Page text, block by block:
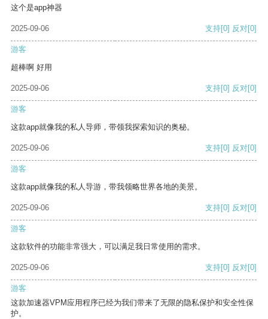
这个是app神器
2025-09-06 支持[0] 反对[0]
游客
超棒啊 好用
2025-09-06 支持[0] 反对[0]
游客
这款app就像我的私人导师，带领我探索知识的奥秘。
2025-09-06 支持[0] 反对[0]
游客
这款app就像我的私人导游，带我领略世界各地的美景。
2025-09-06 支持[0] 反对[0]
游客
这款软件的功能非常强大，可以满足我日常使用的需求。
2025-09-06 支持[0] 反对[0]
游客
这款加速器VPM应用程序已经为我们带来了无限的隐私保护和安全性保
护。